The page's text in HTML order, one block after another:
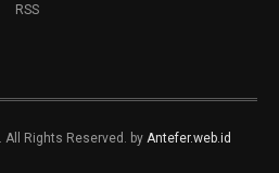
RSS
. All Rights Reserved. by Antefer.web.id